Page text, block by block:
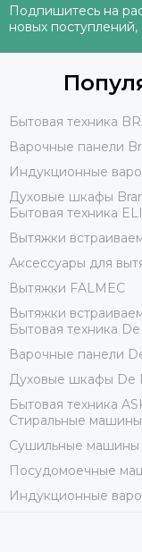
Подпишитесь на
новых
Бытовая техника
Варочные панели
Индукционные
Духовые шкафы
Бытовая техника
Вытяжки
Аксессуары для
Вытяжки FALMEC
Вытяжки
Бытовая техника
Варочные панели
Духовые шкафы De
Бытовая техника
Стиральные машины
Сушильные машины
Посудомоечные
Индукционные